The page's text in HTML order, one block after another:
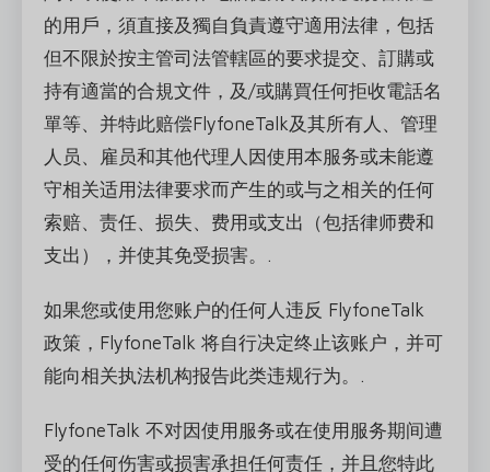
的用戶，須直接及獨自負責遵守適用法律，包括
但不限於按主管司法管轄區的要求提交、訂購或
持有適當的合規文件，及/或購買任何拒收電話名
單等、并特此赔偿FlyfoneTalk及其所有人、管理
人员、雇员和其他代理人因使用本服务或未能遵
守相关适用法律要求而产生的或与之相关的任何
索赔、责任、损失、费用或支出（包括律师费和
支出），并使其免受损害。.
如果您或使用您账户的任何人违反 FlyfoneTalk
政策，FlyfoneTalk 将自行决定终止该账户，并可
能向相关执法机构报告此类违规行为。.
FlyfoneTalk 不对因使用服务或在使用服务期间遭
受的任何伤害或损害承担任何责任，并且您特此